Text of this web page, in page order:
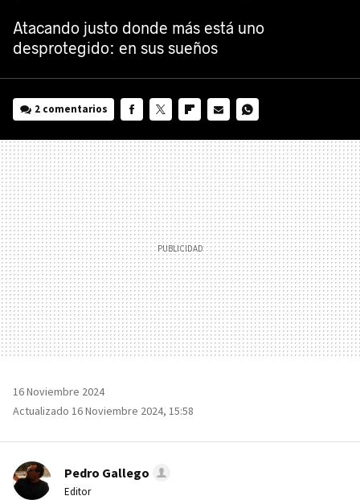
Atacando justo donde más está uno
desprotegido: en sus sueños
2 comentarios
MAIL
16 Noviembre 2024
Actualizado 16 Noviembre 2024, 15:58
Pedro Gallego
Editor